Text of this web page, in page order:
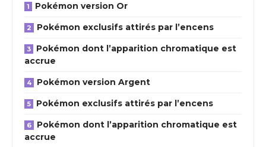
Pokémon version Or
Pokémon exclusifs attirés par l’encens
Pokémon dont l’apparition chromatique est
accrue
Pokémon version Argent
Pokémon exclusifs attirés par l’encens
Pokémon dont l’apparition chromatique est
accrue